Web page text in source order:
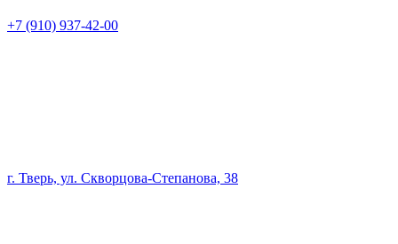
+7 (910) 937-42-00
г. Тверь, ул. Скворцова-Степанова, 38